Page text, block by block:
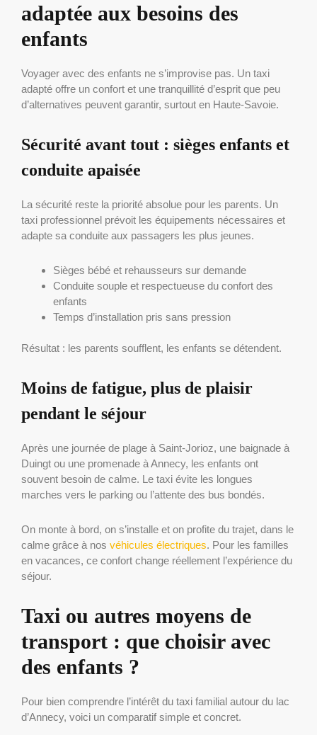
adaptée aux besoins des
enfants
Voyager avec des enfants ne s’improvise pas. Un taxi
adapté offre un confort et une tranquillité d’esprit que peu
d’alternatives peuvent garantir, surtout en Haute-Savoie.
Sécurité avant tout : sièges enfants et
conduite apaisée
La sécurité reste la priorité absolue pour les parents. Un
taxi professionnel prévoit les équipements nécessaires et
adapte sa conduite aux passagers les plus jeunes.
Sièges bébé et rehausseurs sur demande
Conduite souple et respectueuse du confort des
enfants
Temps d’installation pris sans pression
Résultat : les parents soufflent, les enfants se détendent.
Moins de fatigue, plus de plaisir
pendant le séjour
Après une journée de plage à Saint-Jorioz, une baignade à
Duingt ou une promenade à Annecy, les enfants ont
souvent besoin de calme. Le taxi évite les longues
marches vers le parking ou l’attente des bus bondés.
On monte à bord, on s’installe et on profite du trajet, dans le
calme grâce à nos véhicules électriques. Pour les familles
en vacances, ce confort change réellement l’expérience du
séjour.
Taxi ou autres moyens de
transport : que choisir avec
des enfants ?
Pour bien comprendre l’intérêt du taxi familial autour du lac
d’Annecy, voici un comparatif simple et concret.